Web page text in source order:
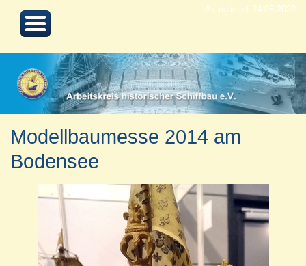
Aktualisiert 24.08.2022
Modellbaumesse 2014 am
Bodensee